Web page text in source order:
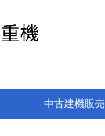
中古建機販売